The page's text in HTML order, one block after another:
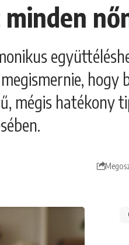
hogy
mégis hatékony